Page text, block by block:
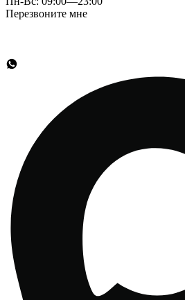
Перезвоните мне